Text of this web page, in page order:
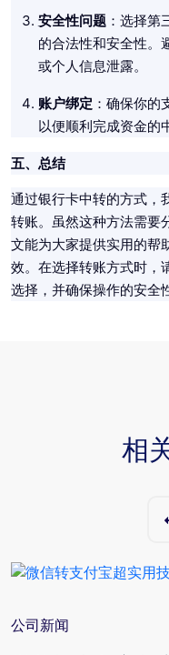
安全性问题 ：选择第
的合法性和安全性。
或个人信息泄露。
账户绑定 ：确保你的
以便顺利完成资金的
五、总结
通过银行卡中转的方式，
转账。虽然这种方法需要
文能为大家提供实用的帮
效。在选择转账方式时，
选择，并确保操作的安全
相
公司新闻